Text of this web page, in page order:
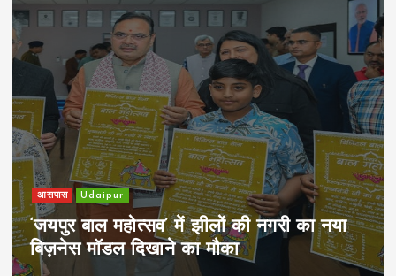
आसपास Udaipur
‘जयपुर बाल महोत्सव’ में झीलों की नगरी का नया
बिज़नेस मॉडल दिखाने का मौका